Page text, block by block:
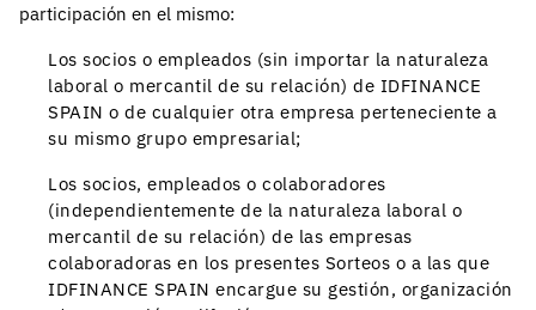
participación en el mismo:
Los socios o empleados (sin importar la naturaleza
laboral o mercantil de su relación) de IDFINANCE
SPAIN o de cualquier otra empresa perteneciente a
su mismo grupo empresarial;
Los socios, empleados o colaboradores
(independientemente de la naturaleza laboral o
mercantil de su relación) de las empresas
colaboradoras en los presentes Sorteos o a las que
IDFINANCE SPAIN encargue su gestión, organización